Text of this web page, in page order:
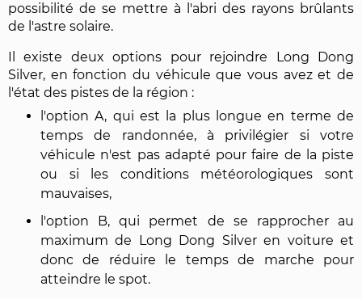
possibilité de se mettre à l'abri des rayons brûlants
de l'astre solaire.
Il existe deux options pour rejoindre Long Dong
Silver, en fonction du véhicule que vous avez et de
l'état des pistes de la région :
l'option A, qui est la plus longue en terme de
temps de randonnée, à privilégier si votre
véhicule n'est pas adapté pour faire de la piste
ou si les conditions météorologiques sont
mauvaises,
l'option B, qui permet de se rapprocher au
maximum de Long Dong Silver en voiture et
donc de réduire le temps de marche pour
atteindre le spot.